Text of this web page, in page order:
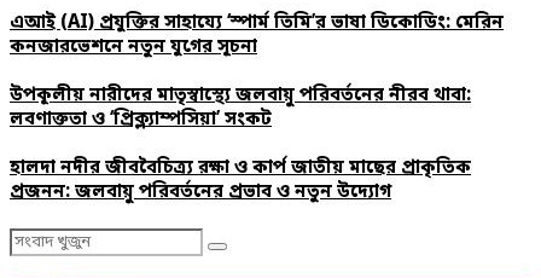
এআই (AI) প্রযুক্তির সাহায্যে ‘স্পার্ম তিমি’র ভাষা ডিকোডিং: মেরিন
কনজারভেশনে নতুন যুগের সূচনা
উপকূলীয় নারীদের মাতৃস্বাস্থ্যে জলবায়ু পরিবর্তনের নীরব থাবা:
লবণাক্ততা ও ‘প্রিক্ল্যাম্পসিয়া’ সংকট
হালদা নদীর জীববৈচিত্র্য রক্ষা ও কার্প জাতীয় মাছের প্রাকৃতিক
প্রজনন: জলবায়ু পরিবর্তনের প্রভাব ও নতুন উদ্যোগ
Search
Search